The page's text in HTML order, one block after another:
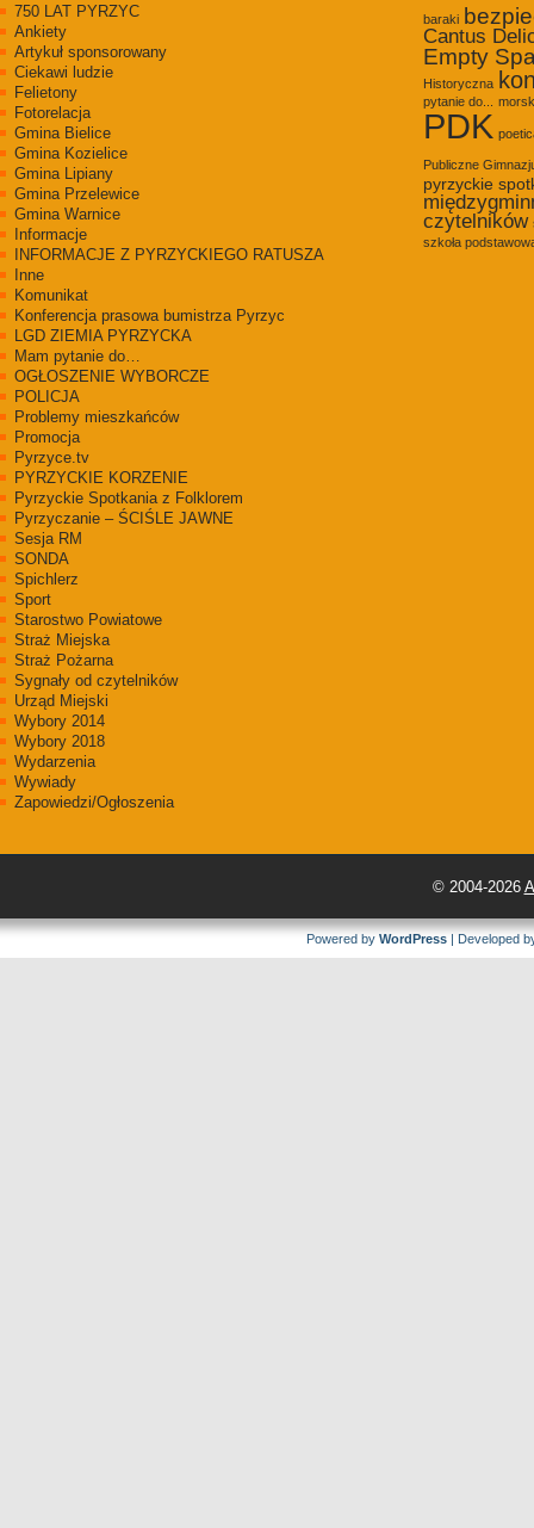
750 LAT PYRZYC
Ankiety
Artykuł sponsorowany
Ciekawi ludzie
Felietony
Fotorelacja
Gmina Bielice
Gmina Kozielice
Gmina Lipiany
Gmina Przelewice
Gmina Warnice
Informacje
INFORMACJE Z PYRZYCKIEGO RATUSZA
Inne
Komunikat
Konferencja prasowa bumistrza Pyrzyc
LGD ZIEMIA PYRZYCKA
Mam pytanie do…
OGŁOSZENIE WYBORCZE
POLICJA
Problemy mieszkańców
Promocja
Pyrzyce.tv
PYRZYCKIE KORZENIE
Pyrzyckie Spotkania z Folklorem
Pyrzyczanie – ŚCIŚLE JAWNE
Sesja RM
SONDA
Spichlerz
Sport
Starostwo Powiatowe
Straż Miejska
Straż Pożarna
Sygnały od czytelników
Urząd Miejski
Wybory 2014
Wybory 2018
Wydarzenia
Wywiady
Zapowiedzi/Ogłoszenia
baraki
Cantus
Empty
Historyczna
pytanie do...
PDK
Publiczne
pyrzyckie
czytelników
szkoła
© 2004-2026
Powered by WordPress | Developed